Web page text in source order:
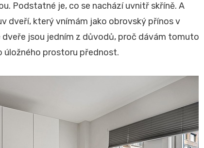
Podstatné je, co se nachází uvnitř skříně. A
dveří, který vnímám jako obrovský přínos v
dveře jsou jedním z důvodů, proč dávám tomuto
úložného prostoru přednost.